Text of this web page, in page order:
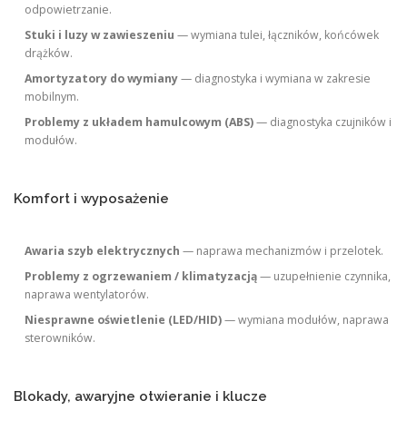
odpowietrzanie.
Stuki i luzy w zawieszeniu — wymiana tulei, łączników, końcówek
drążków.
Amortyzatory do wymiany— diagnostyka i wymiana w zakresie
mobilnym.
Problemy z układem hamulcowym (ABS)— diagnostyka czujników i
modułów.
Komfort i wyposażenie
Awaria szyb elektrycznych — naprawa mechanizmów i przelotek.
Problemy z ogrzewaniem / klimatyzacją— uzupełnienie czynnika,
naprawa wentylatorów.
Niesprawne oświetlenie (LED/HID)— wymiana modułów, naprawa
sterowników.
Blokady, awaryjne otwieranie i klucze